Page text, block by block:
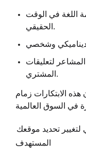
اللغة في الوقت
الحقيقي.
لتعليقات
المشتري.
الابتكارات زمام
لتغيير تحديد موقعك
المستهدف